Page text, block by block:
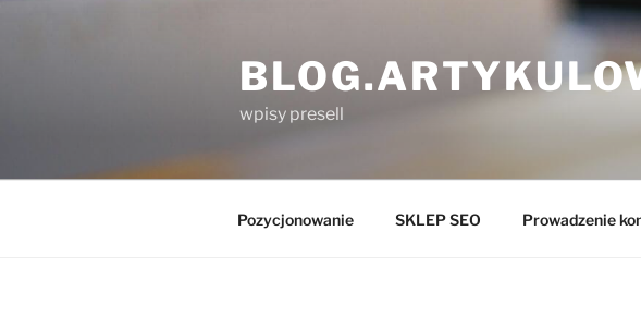
wpisy presell
Pozycjonowanie SKLEP SEO Prowadzenie